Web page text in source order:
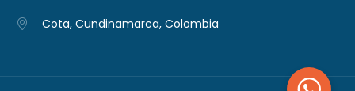
Cota, Cundinamarca, Colombia